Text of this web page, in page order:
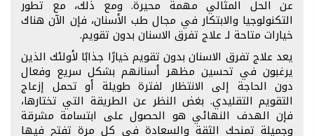
عن الحل المثالي مهمة محيرة. ومع ذلك، مع تطور
التكنولوجيا والابتكار في مجال طب الأسنان، فإن الآن هناك
خيارات متاحة لـ علاج تفرق الاسنان بدون تقويم.
يعد علاج تفرق الاسنان بدون تقويم خيارًا جذابًا لأولئك الذين
يرغبون في تحسين مظهر أسنانهم بشكل سريع وفعال
دون الحاجة إلى الانتظار لفترة طويلة أو تحمل إزعاج
التقويم التقليدي. بغض النظر عن الطريقة التي تختارها،
فإن الهدف النهائي هو الحصول على ابتسامة مشرقة
وجميلة تمنحك الثقة والسعادة في كل مرة تفتح فيها